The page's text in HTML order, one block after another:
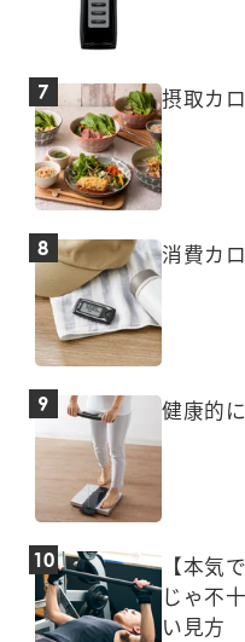
摂取カ
消費カ
健康的
【本気
じゃ不
い見方